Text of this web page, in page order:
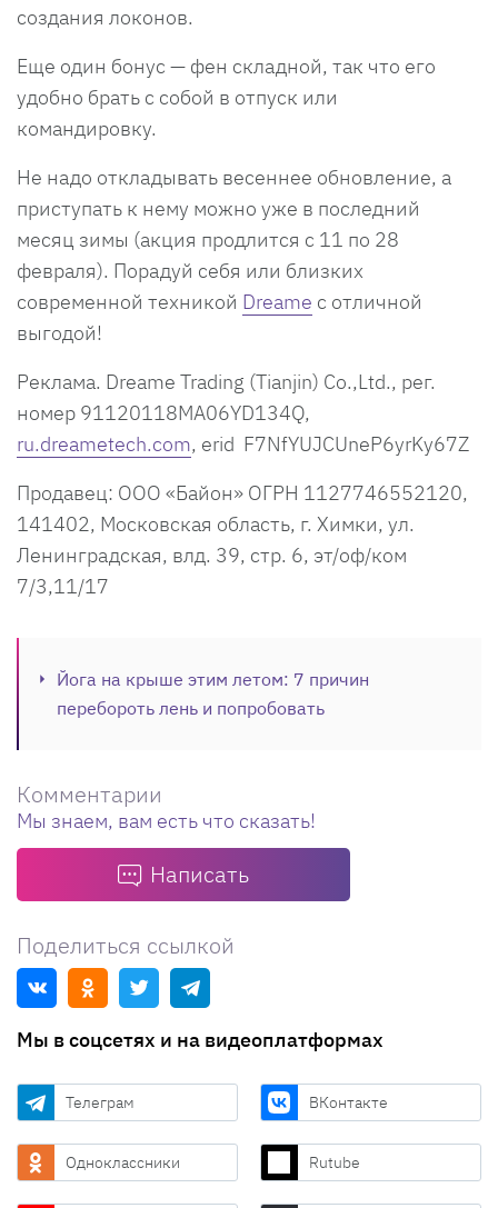
создания локонов.
Еще один бонус — фен складной, так что его
удобно брать с собой в отпуск или
командировку.
Не надо откладывать весеннее обновление, а
приступать к нему можно уже в последний
месяц зимы (акция продлится с 11 по 28
февраля). Порадуй себя или близких
современной техникой Dreame с отличной
выгодой!
Реклама. Dreame Trading (Tianjin) Co.,Ltd., рег.
номер 91120118MA06YD134Q,
ru.dreametech.com, erid F7NfYUJCUneP6yrKy67Z
Продавец: ООО «Байон» ОГРН 1127746552120,
141402, Московская область, г. Химки, ул.
Ленинградская, влд. 39, стр. 6, эт/оф/ком
7/3,11/17
Йога на крыше этим летом: 7 причин
перебороть лень и попробовать
Комментарии
Мы знаем, вам есть что сказать!
Написать
Поделиться ссылкой
Мы в соцсетях и на видеоплатформах
Телеграм ВКонтакте
Одноклассники Rutube